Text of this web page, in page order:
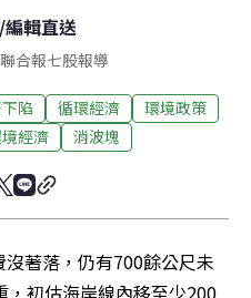
/編輯直送
合報七股報導
陷 循環經濟
環境政策
經濟 消波塊
著落，仍有700餘公尺未
初估海岸線內移至少200